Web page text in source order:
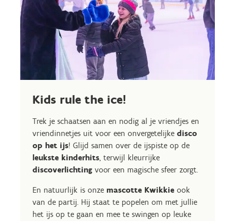
Kids rule the ice!
Trek je schaatsen aan en nodig al je vriendjes en
vriendinnetjes uit voor een onvergetelijke disco
op het ijs! Glijd samen over de ijspiste op de
leukste kinderhits, terwijl kleurrijke
discoverlichting voor een magische sfeer zorgt.
En natuurlijk is onze mascotte Kwikkie ook
van de partij. Hij staat te popelen om met jullie
het ijs op te gaan en mee te swingen op leuke